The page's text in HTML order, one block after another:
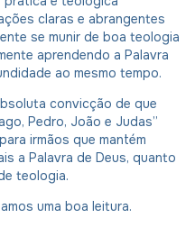
claras e abrangentes
se munir de boa teologia
aprendendo a Palavra
ao mesmo tempo.
convicção de que
Pedro, João e Judas”
irmãos que mantém
a Palavra de Deus, quanto
teologia.
uma boa leitura.